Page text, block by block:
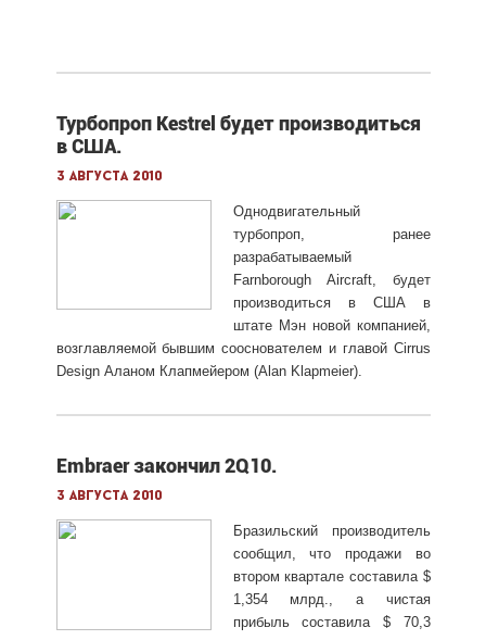
Турбопроп Kestrel будет производиться
в США.
3 августа 2010
Однодвигательный
турбопроп, ранее
разрабатываемый
Farnborough Aircraft, будет
производиться в США в
штате Мэн новой компанией,
возглавляемой бывшим сооснователем и главой Cirrus
Design Аланом Клапмейером (Alan Klapmeier).
Embraer закончил 2Q10.
3 августа 2010
Бразильский производитель
сообщил, что продажи во
втором квартале составила $
1,354 млрд., а чистая
прибыль составила $ 70,3